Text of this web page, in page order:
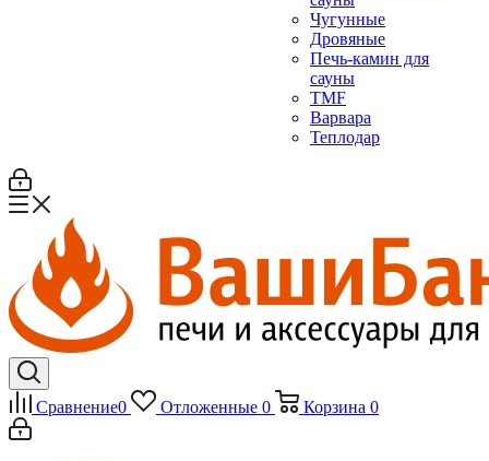
Чугунные
Дровяные
Печь-камин для
сауны
TMF
Варвара
Теплодар
Сравнение0 Отложенные 0 Корзина 0